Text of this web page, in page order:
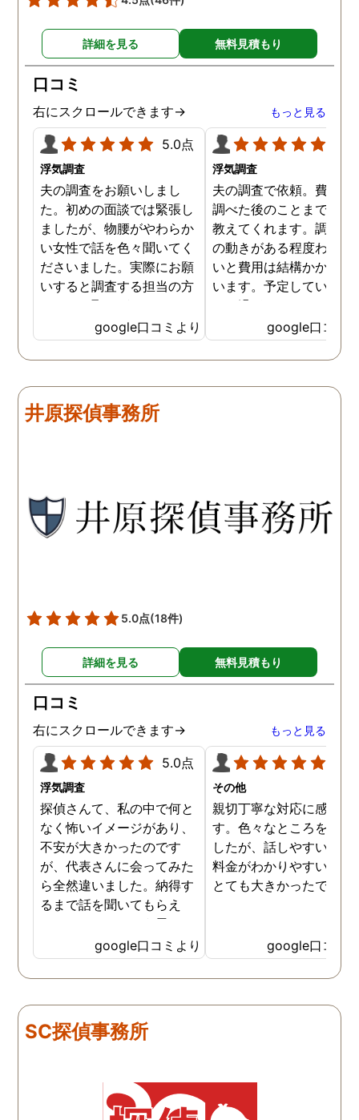
とお世話になりました！
詳細を見る 無料見積もり
口コミ
右にスクロールできます→ もっと見る
5.0点
浮気調査
夫の調査をお願いしまし
た。初めの面談では緊張し
ましたが、物腰がやわらか
い女性で話を色々聞いてく
ださいました。実際にお願
いすると調査する担当の方
とのやり取りがメインで、
色々不安や心配な事の共有
をしてくれました。探偵の
方に依頼となると丸投げで
が、二人三脚で協力しあい
ながら、進めて行った感じ
と思います。思い切ってお
願いして良かったです。 こ
の度はありがとうございま
google口コミより
浮気調査
夫の調査で依頼。費用や
調べた後のことまで詳し
教えてくれます。調査対
の動きがある程度わから
いと費用は結構かかると
います。予定していた時
より過ぎてしまいました
が、そのまま調査してい
だき、しっかり証拠取れ
した。あ、もちろん過ぎ
調査が終わって今後どう
とうございました。
google口コミ
井原探偵事務所
5.0点(18件)
詳細を見る 無料見積もり
口コミ
右にスクロールできます→ もっと見る
5.0点
浮気調査
探偵さんて、私の中で何と
なく怖いイメージがあり、
不安が大きかったのです
が、代表さんに会ってみた
ら全然違いました。納得す
るまで話を聞いてもらえ
て、ここならという思いで
依頼しました。代表さんが
私と一緒に戦ってくれてる
感じがして、心強かったで
現在離婚調停中です。弁護
士さんも紹介してもらえて
google口コミより
その他
親切丁寧な対応に感謝し
す。色々なところを探し
したが、話しやすいこと
料金がわかりやすいこと
とても大きかったです。
google口コミ
SC探偵事務所